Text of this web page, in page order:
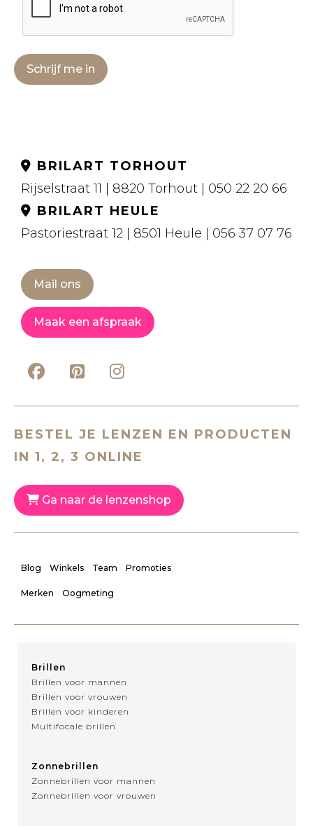
Schrijf me in
BRILART TORHOUT
Rijselstraat 11 | 8820 Torhout | 050 22 20 66
BRILART HEULE
Pastoriestraat 12 | 8501 Heule | 056 37 07 76
Mail ons
Maak een afspraak
BESTEL JE LENZEN EN PRODUCTEN
IN 1, 2, 3 ONLINE
Ga naar de lenzenshop
Blog Winkels Team Promoties
Merken Oogmeting
Brillen
Brillen voor mannen
Brillen voor vrouwen
Brillen voor kinderen
Multifocale brillen
Zonnebrillen
Zonnebrillen voor mannen
Zonnebrillen voor vrouwen